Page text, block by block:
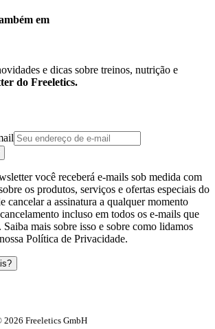
em
e dicas sobre treinos, nutrição e
do Freeletics.
você receberá e-mails sob medida com
os produtos, serviços e ofertas especiais do
cancelar a assinatura a qualquer momento
incluso em todos os e-mails que
mais sobre isso e sobre como lidamos
Política de Privacidade.
2026 Freeletics GmbH